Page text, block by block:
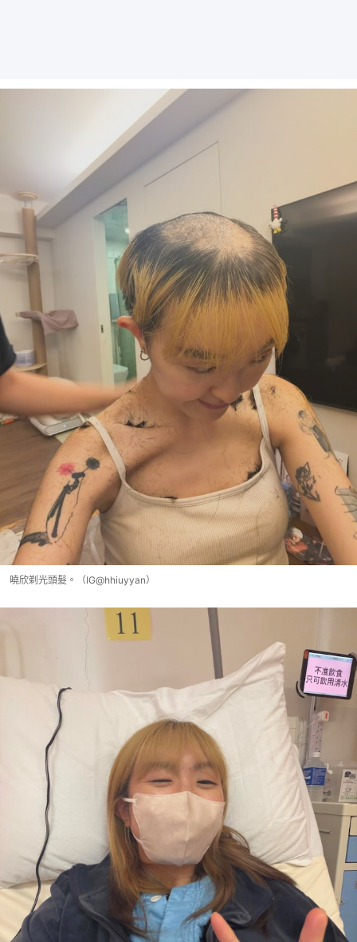
曉欣剃光頭髮。（IG@hhiuyyan）